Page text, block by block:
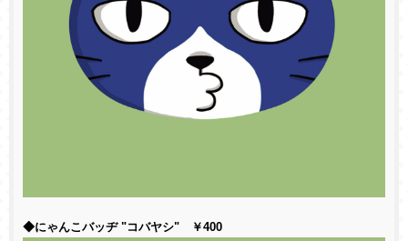
◆にゃんこバッヂ "コバヤシ" ￥400